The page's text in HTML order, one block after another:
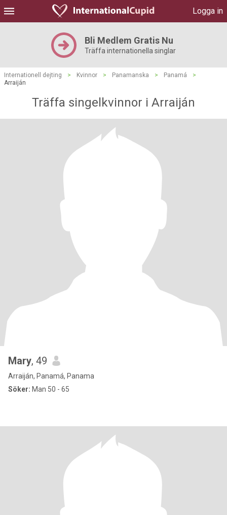
Logga in
Bli Medlem Gratis Nu
Träffa internationella singlar
Internationell dejting > Kvinnor > Panamanska > Panamá
>
Arraiján
Träffa singelkvinnor i Arraiján
Mary, 49
Arraiján, Panamá, Panama
Söker: Man 50 - 65